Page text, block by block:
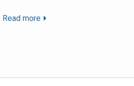
Read more